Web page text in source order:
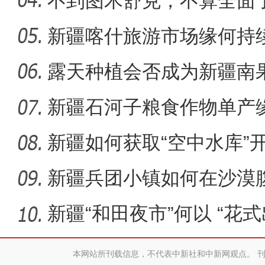
重大革命历史题材电影《天
团
新疆喀什旅游市场缘何持
露天种植会否成为新疆南
新疆石河子粮食作物单产
新疆如何获取“空中水库”
新疆兵团小镇如何在沙漠
迹”？
新疆“和田夜市”何以 “花
本网站所刊载信息，不代表中新社和中新网观点。